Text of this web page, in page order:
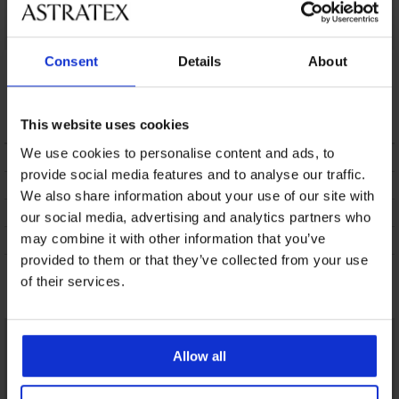
Consent Details About
This website uses cookies
We use cookies to personalise content and ads, to
provide social media features and to analyse our traffic.
We also share information about your use of our site with
our social media, advertising and analytics partners who
may combine it with other information that you’ve
provided to them or that they’ve collected from your use
of their services.
Allow all
3PACK boxershorts
Stretch VI
3PACK katoenen
3PACK katoenen
Peterson
BESCHRIJVING
VERZENDING EN BETALING
RUILEN
ONDERHOUD EN WASSEN
Misschien vindt u dit ook leuk